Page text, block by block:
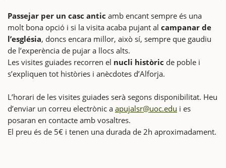
Passejar per un casc antic amb encant sempre és una
molt bona opció i si la visita acaba pujant al campanar de
l’església, doncs encara millor, això sí, sempre que gaudiu
de l’experència de pujar a llocs alts.
Les visites guiades recorren el nucli històric de poble i
s’expliquen tot històries i anècdotes d’Alforja.
L’horari de les visites guiades serà segons disponibilitat. Heu
d’enviar un correu electrònic a apujalsr@uoc.edu i es
posaran en contacte amb vosaltres.
El preu és de 5€ i tenen una durada de 2h aproximadament.